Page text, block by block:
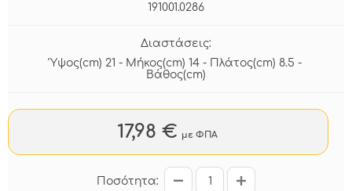
191001.0286
Διαστάσεις:
Ύψος(cm) 21 - Μήκος(cm) 14 - Πλάτος(cm) 8.5 -
Βάθος(cm)
17,98 € με ΦΠΑ
Ποσότητα: